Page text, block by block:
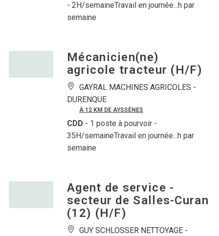
- 2H/semaineTravail en journée...h par
semaine
Mécanicien(ne)
agricole tracteur (H/F)
GAYRAL MACHINES AGRICOLES -
DURENQUE
À 12 KM DE AYSSÈNES
CDD - 1 poste à pourvoir -
35H/semaineTravail en journée...h par
semaine
Agent de service -
secteur de Salles-Curan
(12) (H/F)
GUY SCHLOSSER NETTOYAGE -